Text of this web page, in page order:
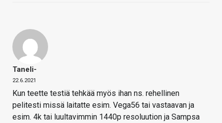
Taneli-
22.6.2021
Kun teette testiä tehkää myös ihan ns. rehellinen
pelitesti missä laitatte esim. Vega56 tai vastaavan ja
esim. 4k tai luultavimmin 1440p resoluution ja Sampsa